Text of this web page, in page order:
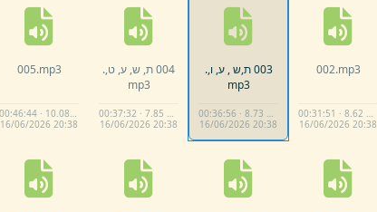
002.mp3
00:31:51 · 8.62 MB
16/06/2026 20:38
003 ת, ש , ע, ו,.
mp3
00:36:56 · 8.73 MB
16/06/2026 20:38
004 ת, ש, ע, ט,.
mp3
00:37:32 · 7.85 MB
16/06/2026 20:38
005.mp3
00:46:44 · 10.08 MB
16/06/2026 20:38